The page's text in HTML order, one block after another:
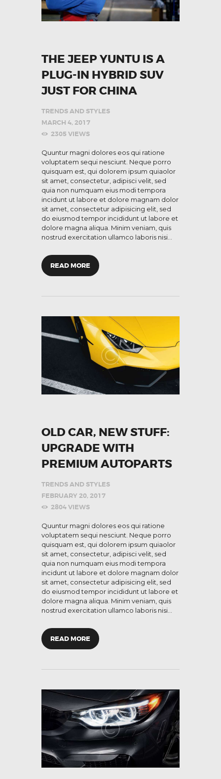
THE JEEP YUNTU IS A
PLUG-IN HYBRID SUV
JUST FOR CHINA
TRENDS AND STYLES
MARCH 4, 2017
2305 VIEWS
Quuntur magni dolores eos qui ratione
voluptatem sequi nesciunt. Neque porro
quisquam est, qui dolorem ipsum quiaolor
sit amet, consectetur, adipisci velit, sed
quia non numquam eius modi tempora
incidunt ut labore et dolore magnam dolor
sit amet, consectetur adipisicing elit, sed
do eiusmod tempor incididunt ut labore et
dolore magna aliqua. Minim veniam, quis
nostrud exercitation ullamco laboris nisi…
READ MORE
OLD CAR, NEW STUFF:
UPGRADE WITH
PREMIUM AUTOPARTS
TRENDS AND STYLES
FEBRUARY 20, 2017
2804VIEWS
Quuntur magni dolores eos qui ratione
voluptatem sequi nesciunt. Neque porro
quisquam est, qui dolorem ipsum quiaolor
sit amet, consectetur, adipisci velit, sed
quia non numquam eius modi tempora
incidunt ut labore et dolore magnam dolor
sit amet, consectetur adipisicing elit, sed
do eiusmod tempor incididunt ut labore et
dolore magna aliqua. Minim veniam, quis
nostrud exercitation ullamco laboris nisi…
READ MORE